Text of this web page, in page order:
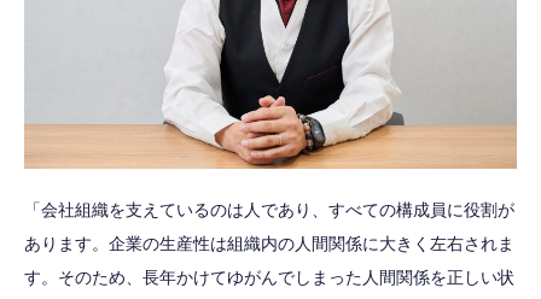
「会社組織を支えているのは人であり、すべての構成員に役割が
あります。企業の生産性は組織内の人間関係に大きく左右されま
す。そのため、長年かけてゆがんでしまった人間関係を正しい状